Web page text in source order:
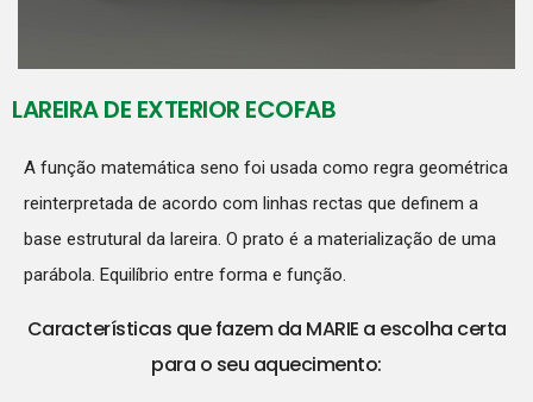
LAREIRA DE EXTERIOR ECOFAB
A função matemática seno foi usada como regra geométrica
reinterpretada de acordo com linhas rectas que definem a
base estrutural da lareira. O prato é a materialização de uma
parábola. Equilíbrio entre forma e função.
Características que fazem da MARIE a escolha certa
para o seu aquecimento: